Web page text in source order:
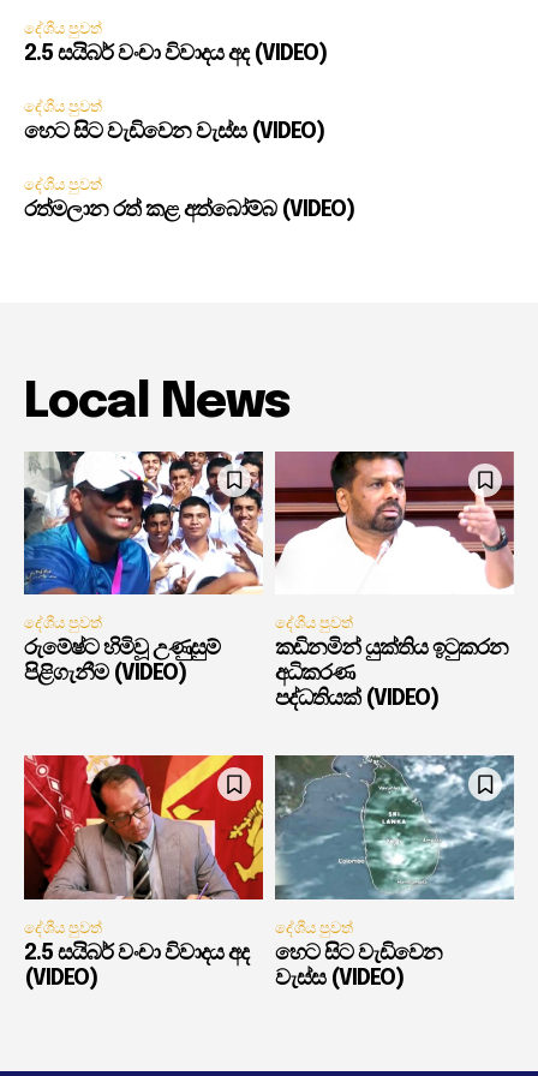
දේශීය පුවත්
2.5 සයිබර් වංචා විවාදය අද (VIDEO)
දේශීය පුවත්
හෙට සිට වැඩිවෙන වැස්ස (VIDEO)
දේශීය පුවත්
රත්මලාන රත් කළ අත්බෝම්බ (VIDEO)
Local News
දේශීය පුවත්
රුමේෂ්ට හිමිවූ උණුසුම්
පිළිගැනීම (VIDEO)
දේශීය පුවත්
කඩිනමින් යුක්තිය ඉටුකරන
අධිකරණ
පද්ධතියක් (VIDEO)
දේශීය පුවත්
2.5 සයිබර් වංචා විවාදය අද
(VIDEO)
දේශීය පුවත්
හෙට සිට වැඩිවෙන
වැස්ස (VIDEO)